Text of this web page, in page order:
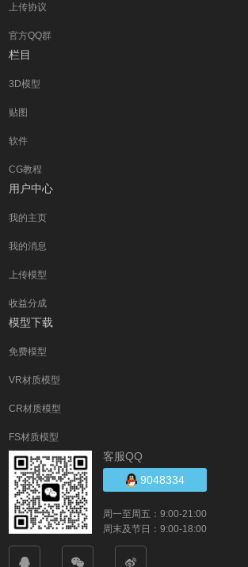
上传协议
官方QQ群
栏目
3D模型
贴图
软件
CG教程
用户中心
我的主页
我的消息
上传模型
收益分成
模型下载
免费模型
VR材质模型
CR材质模型
FS材质模型
客服QQ
9048334
周一至周五：9:00-21:00
周末及节日：9:00-18:00